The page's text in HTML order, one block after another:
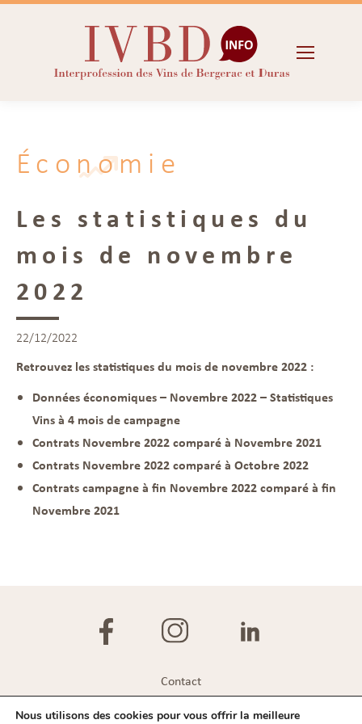
Économie
Les statistiques du
mois de novembre
2022
22/12/2022
Retrouvez les statistiques du mois de novembre 2022 :
Données économiques – Novembre 2022 – Statistiques
Vins à 4 mois de campagne
Contrats Novembre 2022 comparé à Novembre2021
Contrats Novembre 2022 comparé à Octobre2022
Contrats campagne à fin Novembre 2022 comparé à fin
Novembre 2021
Contact
Nous utilisons des cookies pour vous offrir la meilleure